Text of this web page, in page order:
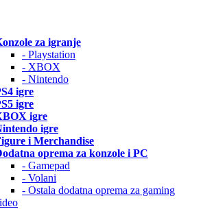
za igranje
- Playstation
- XBOX
- Nintendo
igre
igre
igre
igre
i Merchandise
oprema za konzole i PC
- Gamepad
- Volani
- Ostala dodatna oprema za gaming